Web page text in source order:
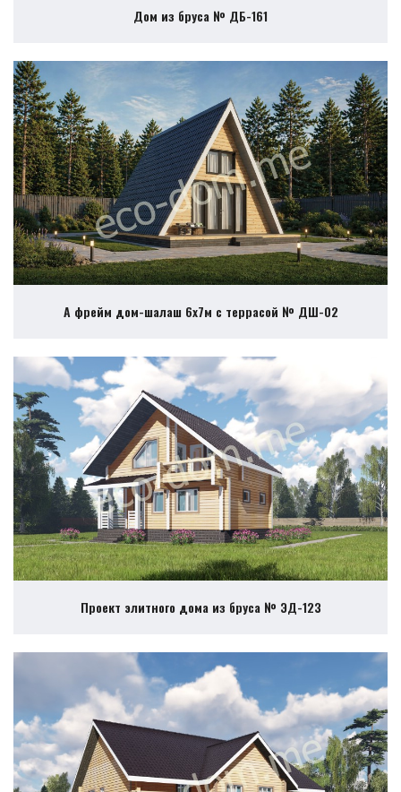
Дом из бруса № ДБ-161
А фрейм дом-шалаш 6х7м с террасой № ДШ-02
Проект элитного дома из бруса № ЭД-123